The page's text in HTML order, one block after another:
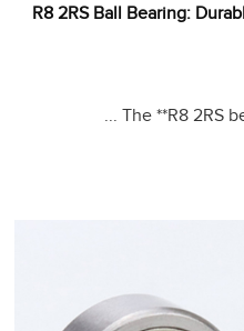
R8 2RS Ball Bearing:
The **R8 2RS
...